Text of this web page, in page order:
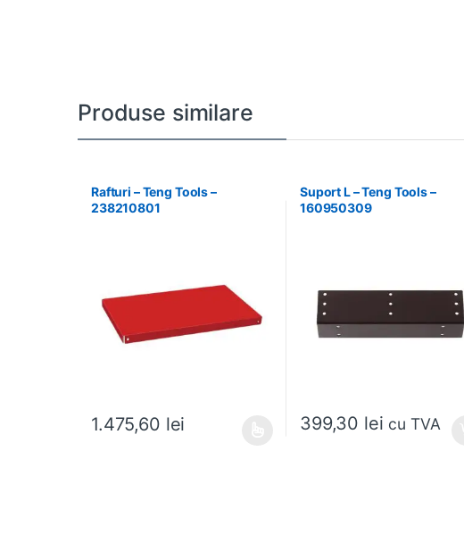
Produse similare
Rafturi – Teng Tools –
238210801
1.475,60 lei
Suport L – Teng Tools –
160950309
399,30 lei cu TVA